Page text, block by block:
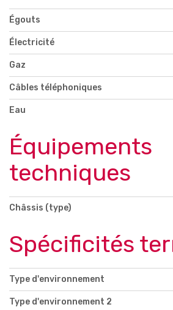
Égouts
Électricité
Gaz
Câbles téléphoniques
Eau
Équipements
techniques
Châssis (type)
Spécificités
Type d'environnement
Type d'environnement 2